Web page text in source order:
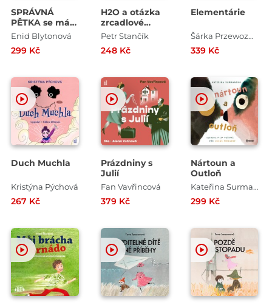
SPRÁVNÁ
PĚTKA se má
báječně
Enid Blytonová
299 Kč
H2O a otázka
zrcadlové
sfingy
Petr Stančík
248 Kč
Elementárie
Šárka Przewozná
339 Kč
Duch Muchla
Kristýna Pýchová
267 Kč
Prázdniny s
Julií
Fan Vavřincová
379 Kč
Nártoun a
Outloň
Kateřina Surmanová
299 Kč